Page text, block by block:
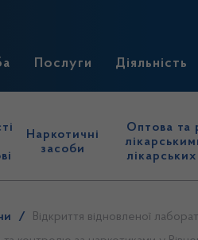
Послуги Діяльність
Наркотичні
засоби
Оптова та
/
Відкриття відновленої